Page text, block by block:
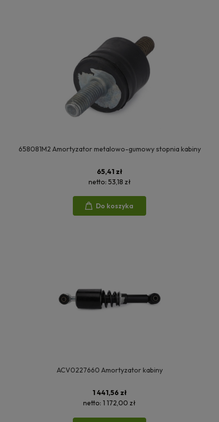
658081M2 Amortyzator metalowo-gumowy stopnia kabiny
65,41 zł
netto: 53,18 zł
Do koszyka
ACV0227660 Amortyzator kabiny
1 441,56 zł
netto: 1 172,00 zł